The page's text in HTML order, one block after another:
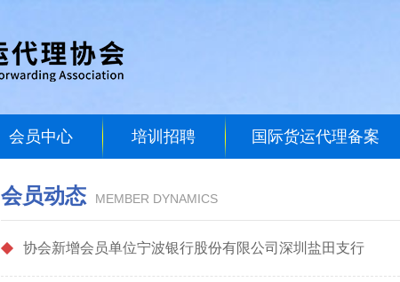
会员中心 培训招聘 国际货运代理备案
会员动态 MEMBER DYNAMICS
协会新增会员单位宁波银行股份有限公司深圳盐田支行